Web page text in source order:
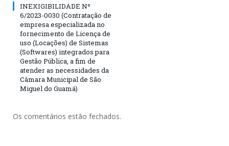
INEXIGIBILIDADE Nº
6/2023-0030 (Contratação de
empresa especializada no
fornecimento de Licença de
uso (Locações) de Sistemas
(Softwares) integrados para
Gestão Pública, a fim de
atender as necessidades da
Câmara Municipal de São
Miguel do Guamá)
Os comentários estão fechados.